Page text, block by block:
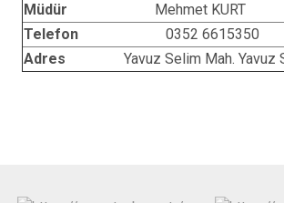
Felahiye
Hacılar
İncesu
Sarız
Talas
Tomarza
Müdür
Mehmet KURT
Telefon
0352 6615350
Adres
Yavuz Selim Mah. Yavuz